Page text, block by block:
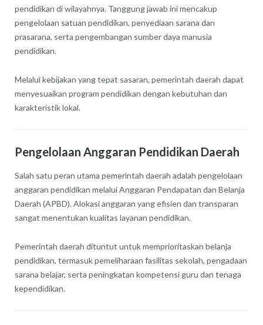
pendidikan di wilayahnya. Tanggung jawab ini mencakup
pengelolaan satuan pendidikan, penyediaan sarana dan
prasarana, serta pengembangan sumber daya manusia
pendidikan.
Melalui kebijakan yang tepat sasaran, pemerintah daerah dapat
menyesuaikan program pendidikan dengan kebutuhan dan
karakteristik lokal.
Pengelolaan Anggaran Pendidikan Daerah
Salah satu peran utama pemerintah daerah adalah pengelolaan
anggaran pendidikan melalui Anggaran Pendapatan dan Belanja
Daerah (APBD). Alokasi anggaran yang efisien dan transparan
sangat menentukan kualitas layanan pendidikan.
Pemerintah daerah dituntut untuk memprioritaskan belanja
pendidikan, termasuk pemeliharaan fasilitas sekolah, pengadaan
sarana belajar, serta peningkatan kompetensi guru dan tenaga
kependidikan.